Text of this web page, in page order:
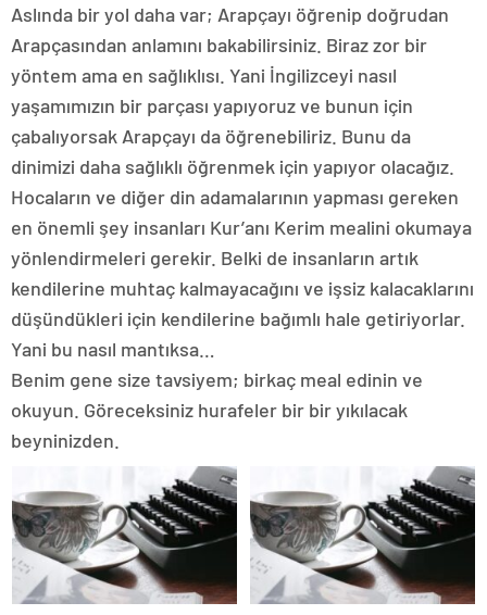
Aslında bir yol daha var; Arapçayı öğrenip doğrudan
Arapçasından anlamını bakabilirsiniz. Biraz zor bir
yöntem ama en sağlıklısı. Yani İngilizceyi nasıl
yaşamımızın bir parçası yapıyoruz ve bunun için
çabalıyorsak Arapçayı da öğrenebiliriz. Bunu da
dinimizi daha sağlıklı öğrenmek için yapıyor olacağız.
Hocaların ve diğer din adamalarının yapması gereken
en önemli şey insanları Kur’anı Kerim mealini okumaya
yönlendirmeleri gerekir. Belki de insanların artık
kendilerine muhtaç kalmayacağını ve işsiz kalacaklarını
düşündükleri için kendilerine bağımlı hale getiriyorlar.
Yani bu nasıl mantıksa…
Benim gene size tavsiyem; birkaç meal edinin ve
okuyun. Göreceksiniz hurafeler bir bir yıkılacak
beyninizden.